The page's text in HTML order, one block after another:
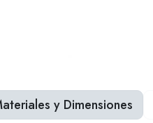
y Dimensiones